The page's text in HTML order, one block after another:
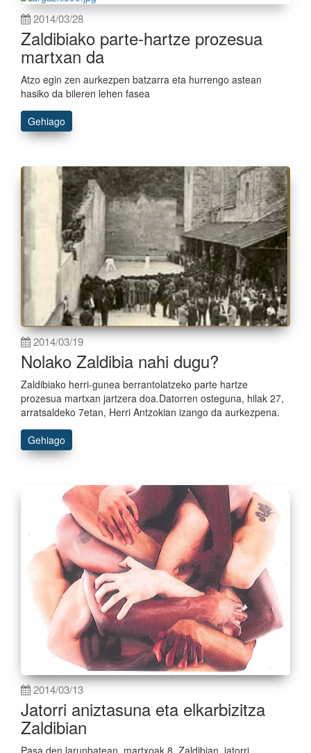
2014/03/28
Zaldibiako parte-hartze prozesua
martxan da
Atzo egin zen aurkezpen batzarra eta hurrengo astean
hasiko da bileren lehen fasea
Gehiago
2014/03/19
Nolako Zaldibia nahi dugu?
Zaldibiako herri-gunea berrantolatzeko parte hartze
prozesua martxan jartzera doa.Datorren osteguna, hilak 27,
arratsaldeko 7etan, Herri Antzokian izango da aurkezpena.
Gehiago
2014/03/13
Jatorri aniztasuna eta elkarbizitza
Zaldibian
Pasa den larunbatean, martxoak 8, Zaldibian, jatorri